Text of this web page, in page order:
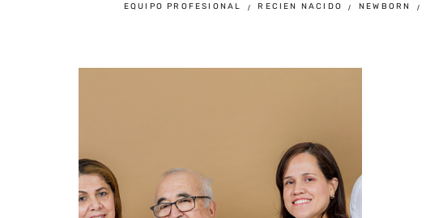
EQUIPO PROFESIONAL
RECIEN NACIDO NEWBORN